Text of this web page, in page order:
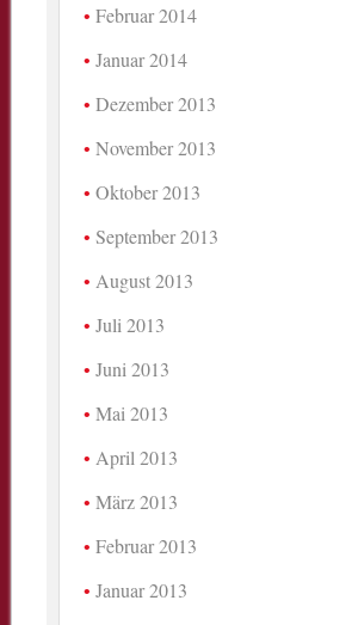
Februar 2014
Januar 2014
Dezember 2013
November 2013
Oktober 2013
September 2013
August 2013
Juli 2013
Juni 2013
Mai 2013
April 2013
März 2013
Februar 2013
Januar 2013